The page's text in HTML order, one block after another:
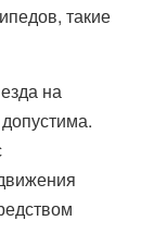
такие
на